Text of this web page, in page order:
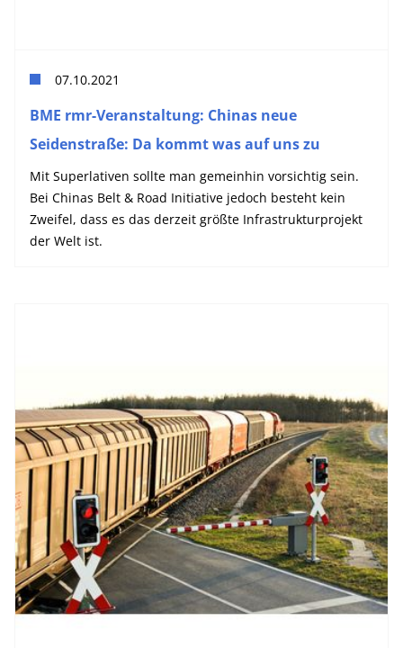
07.10.2021
BME rmr-Veranstaltung: Chinas neue
Seidenstraße: Da kommt was auf uns zu
Mit Superlativen sollte man gemeinhin vorsichtig sein.
Bei Chinas Belt & Road Initiative jedoch besteht kein
Zweifel, dass es das derzeit größte Infrastrukturprojekt
der Welt ist.